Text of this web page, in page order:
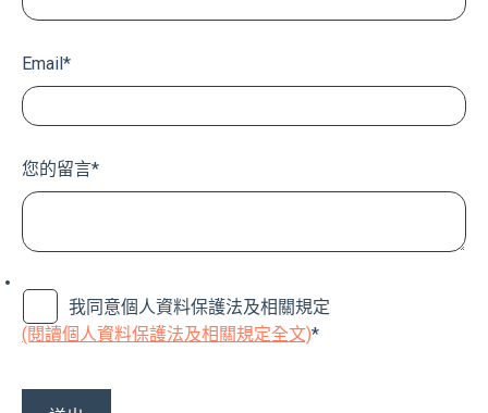
Email*
您的留言*
我同意個人資料保護法及相關規定
(閱讀個人資料保護法及相關規定全文)*